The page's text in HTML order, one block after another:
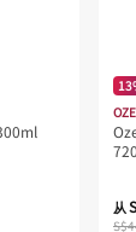
从